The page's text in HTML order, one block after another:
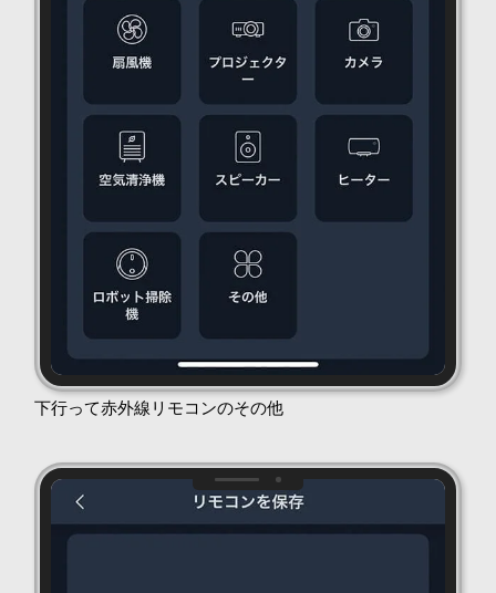
下行って赤外線リモコンのその他